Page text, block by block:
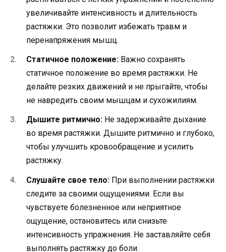
увеличивайте интенсивность и длительность
растяжки. Это позволит избежать травм и
перенапряжения мышц.
Статичное положение: Важно сохранять
статичное положение во время растяжки. Не
делайте резких движений и не прыгайте, чтобы
не навредить своим мышцам и сухожилиям.
Дышите ритмично: Не задерживайте дыхание
во время растяжки. Дышите ритмично и глубоко,
чтобы улучшить кровообращение и усилить
растяжку.
Слушайте свое тело: При выполнении растяжки
следите за своими ощущениями. Если вы
чувствуете болезненное или неприятное
ощущение, остановитесь или снизьте
интенсивность упражнения. Не заставляйте себя
выполнять растяжку до боли.